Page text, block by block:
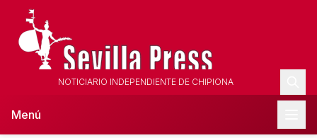
NOTICIARIO INDEPENDIENTE DE CHIPIONA
Menú